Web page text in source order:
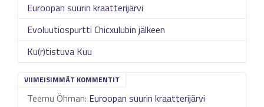
Euroopan suurin kraatterijärvi
Evoluutiospurtti Chicxulubin jälkeen
Ku(r)tistuva Kuu
VIIMEISIMMÄT KOMMENTIT
Teemu Öhman: Euroopan suurin kraatterijärvi